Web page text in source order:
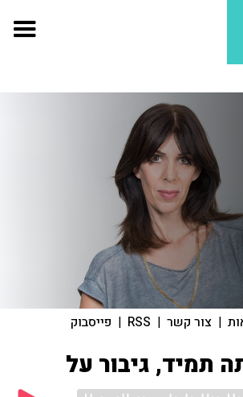
| צור קשר |
RSS
| פייסבוק
תמיד, גיבור על